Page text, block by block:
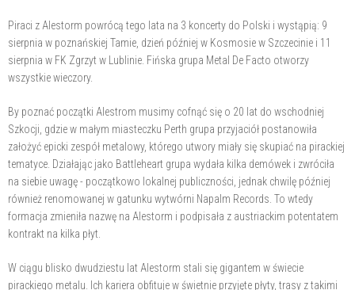
Piraci z Alestorm powrócą tego lata na 3 koncerty do Polski i wystąpią: 9
sierpnia w poznańskiej Tamie, dzień później w Kosmosie w Szczecinie i 11
sierpnia w FK Zgrzyt w Lublinie. Fińska grupa Metal De Facto otworzy
wszystkie wieczory.
By poznać początki Alestrom musimy cofnąć się o 20 lat do wschodniej
Szkocji, gdzie w małym miasteczku Perth grupa przyjaciół postanowiła
założyć epicki zespół metalowy, którego utwory miały się skupiać na pirackiej
tematyce. Działając jako Battleheart grupa wydała kilka demówek i zwróciła
na siebie uwagę - początkowo lokalnej publiczności, jednak chwilę później
również renomowanej w gatunku wytwórni Napalm Records. To wtedy
formacja zmieniła nazwę na Alestorm i podpisała z austriackim potentatem
kontrakt na kilka płyt.
W ciągu blisko dwudziestu lat Alestorm stali się gigantem w świecie
pirackiego metalu. Ich kariera obfituje w świetnie przyjęte płyty, trasy z takimi